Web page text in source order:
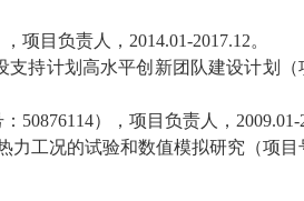
，项目负责人， 2014.01-2017.12。
持计划高水平创新团队建设计划（
50876114），项目负责人， 2009.01-
工况的试验和数值模拟研究（项目